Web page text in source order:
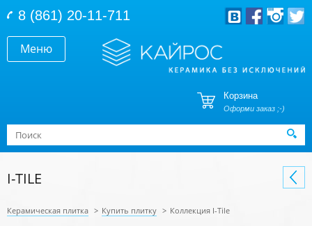
Меню
8 (861) 20-11-711
Корзина
Оформи заказ ;-)
Форма поиска
Поиск
I-TILE
Керамическая плитка > Купить плитку > Коллекция I-Tile